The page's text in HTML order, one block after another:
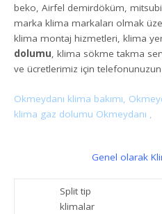
beko, Airfel demirdöküm,
marka klima markaları olmak
klima montaj hizmetleri, klima
dolumu, klima sökme takma
ve ücretlerimiz için telefonunuzun
Okmeydanı klima bakımı,
klima gaz dolumu Okmeydanı ,
Genel olarak
Split tip
klimalar